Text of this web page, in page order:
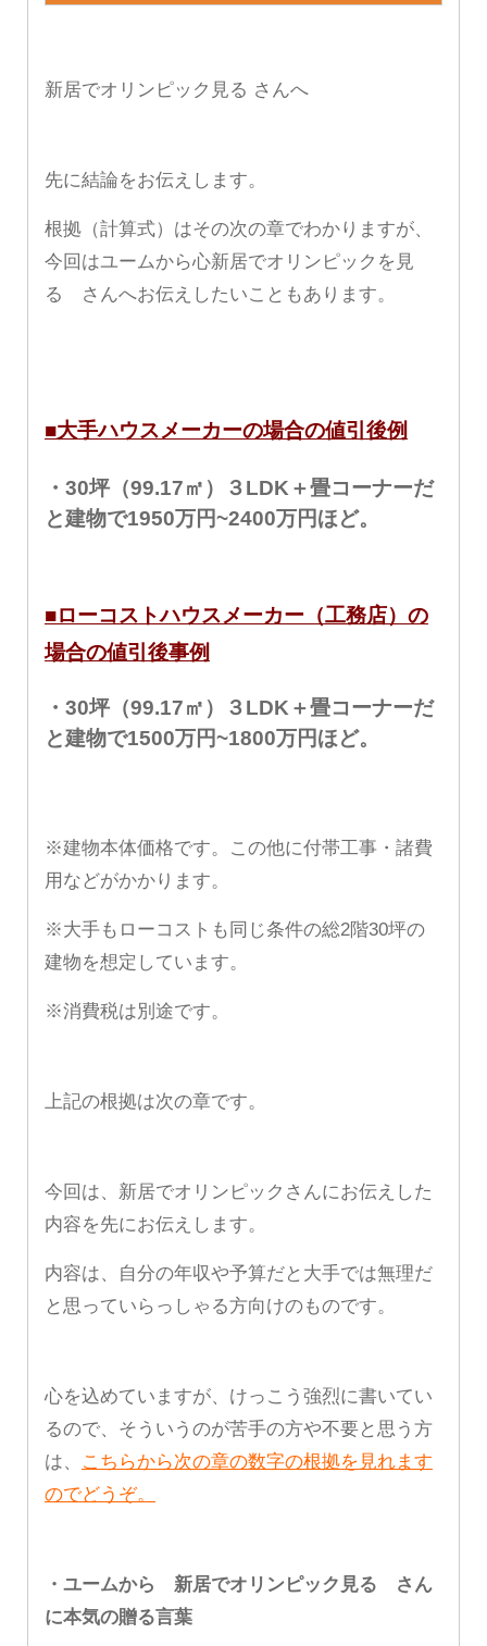
新居でオリンピック見る さんへ
先に結論をお伝えします。
根拠（計算式）はその次の章でわかりますが、
今回はユームから心新居でオリンピックを見
る さんへお伝えしたいこともあります。
■大手ハウスメーカーの場合の値引後例
・30坪（99.17㎡） ３LDK＋畳コーナーだ
と建物で1950万円~2400万円ほど。
■ローコストハウスメーカー（工務店）の
場合の値引後事例
・30坪（99.17㎡） ３LDK＋畳コーナーだ
と建物で1500万円~1800万円ほど。
※建物本体価格です。この他に付帯工事・諸費
用などがかかります。
※大手もローコストも同じ条件の総2階30坪の
建物を想定しています。
※消費税は別途です。
上記の根拠は次の章です。
今回は、新居でオリンピックさんにお伝えした
内容を先にお伝えします。
内容は、自分の年収や予算だと大手では無理だ
と思っていらっしゃる方向けのものです。
心を込めていますが、けっこう強烈に書いてい
るので、そういうのが苦手の方や不要と思う方
は、
こちらから次の章の数字の根拠を見れます
のでどうぞ。
・ユームから 新居でオリンピック見る さん
に本気の贈る言葉